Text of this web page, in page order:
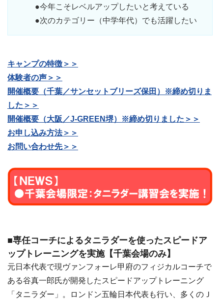
●今年こそレベルアップしたいと考えている
●次のカテゴリー（中学年代）でも活躍したい
キャンプの特徴＞＞
体験者の声＞＞
開催概要（千葉／サンセットブリーズ保田）※締め切りま
した＞＞
開催概要（大阪／J-GREEN堺）※締め切りました＞＞
お申し込み方法＞＞
お問い合わせ先＞＞
■専任コーチによるタニラダーを使ったスピードア
ップトレーニングを実施【千葉会場のみ】
元日本代表で現ヴァンフォーレ甲府のフィジカルコーチで
ある谷真一郎氏が開発したスピードアップトレーニング
「タニラダー」。ロンドン五輪日本代表も行い、多くのＪ